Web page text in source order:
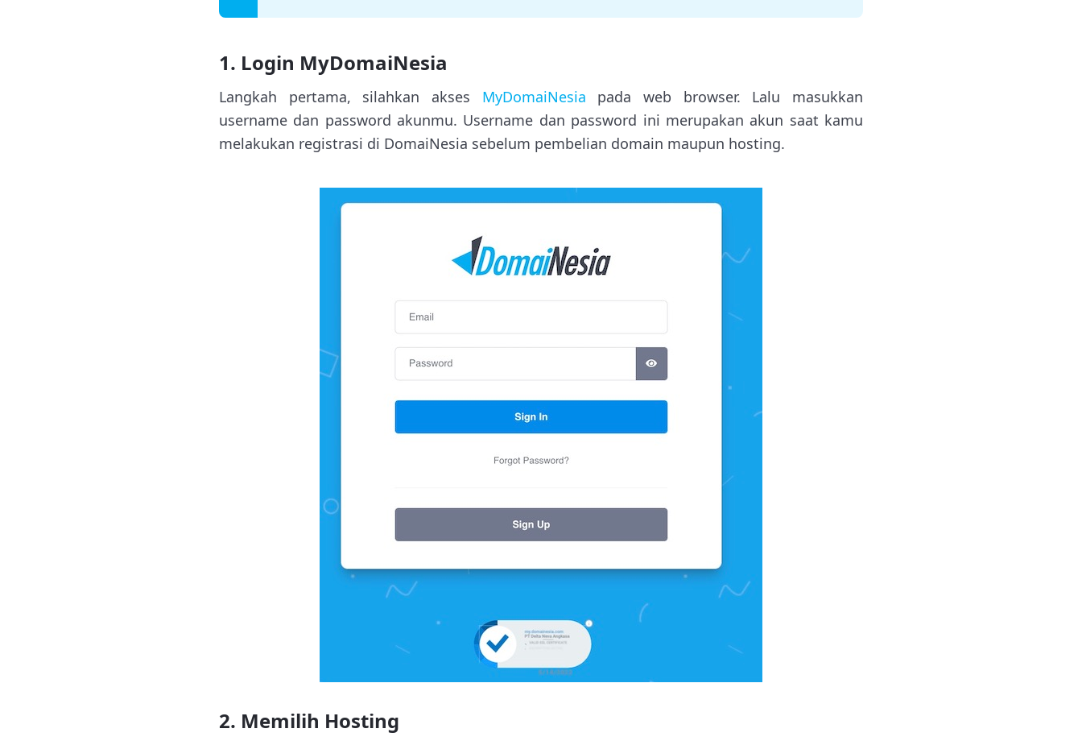
1. Login MyDomaiNesia
Langkah pertama, silahkan akses MyDomaiNesia pada web browser. Lalu masukkan
username dan password akunmu. Username dan password ini merupakan akun saat kamu
melakukan registrasi di DomaiNesia sebelum pembelian domain maupun hosting.
2. Memilih Hosting